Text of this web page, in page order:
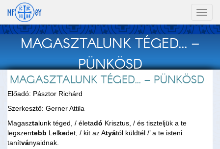
MAGASZTALUNK TÉGED... –
PÜNKÖSD
MAGASZTALUNK TÉGED... – PÜNKÖSD
Előadó: Pásztor Richárd
Szerkesztő: Gerner Attila
Magasztalunk téged, / életadó Krisztus, / és tiszteljük a te
legszentebb Lelkedet, / kit az Atyától küldtél /’ a te isteni
tanítványaidnak.